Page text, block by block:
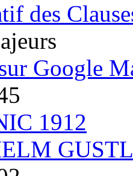
des
Google
1912